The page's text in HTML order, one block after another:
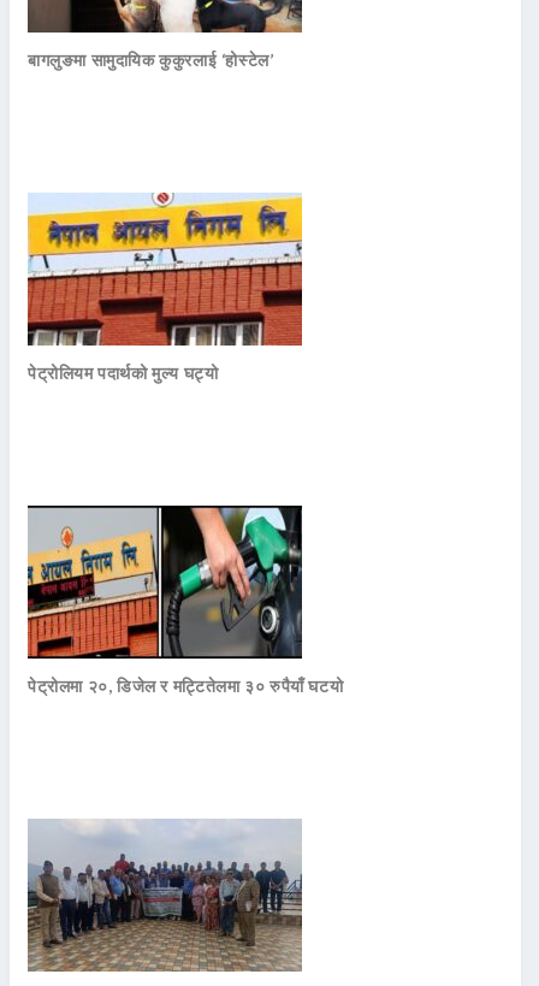
बागलुङमा सामुदायिक कुकुरलाई ‘होस्टेल’
पेट्रोलियम पदार्थको मुल्य घट्यो
पेट्रोलमा २०, डिजेल र मट्टितेलमा ३० रुपैयाँ घटयो